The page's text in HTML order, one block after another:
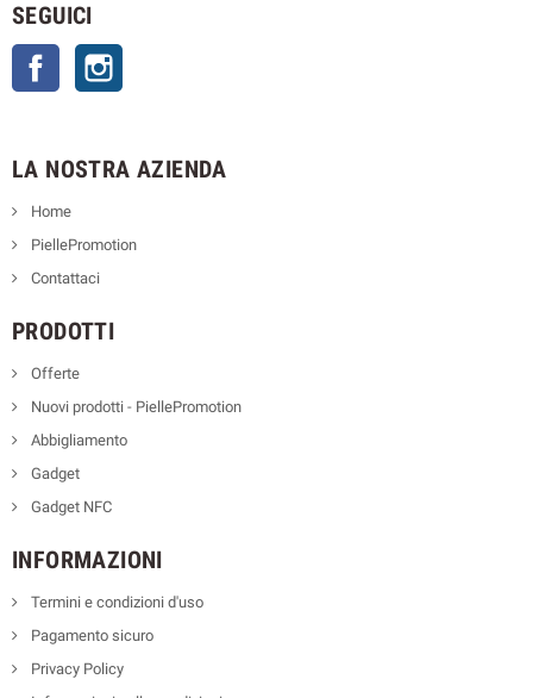
SEGUICI
Facebook
LA NOSTRA AZIENDA
Home
PiellePromotion
Contattaci
PRODOTTI
Offerte
Nuovi prodotti - PiellePromotion
Abbigliamento
Gadget
Gadget NFC
INFORMAZIONI
Termini e condizioni d'uso
Pagamento sicuro
Privacy Policy